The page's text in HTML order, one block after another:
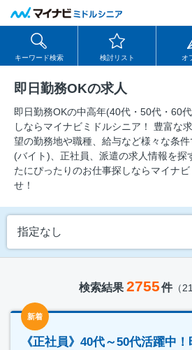
キーワード検索 検討リスト オ
即日勤務OKの求人
即日勤務OKの中⾼年(40代・50代・60
しならマイナビミドルシニア！ 豊富な
望の勤務地や職種、給与など様々な条
(バイト)、正社員、派遣の求人情報を探
たにぴったりのお仕事探しならマイナ
せ！
指定なし
検索結果 2755件（
新着
《正社員》40代～50代活躍中